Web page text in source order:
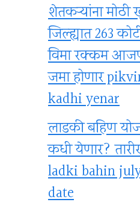
शेतकऱ्यांना
जिल्ह्यात 263
विमा रक्कम
जमा होणार
kadhi yenar
लाडकी बहिण
कधी येणार?
ladki bahin
date